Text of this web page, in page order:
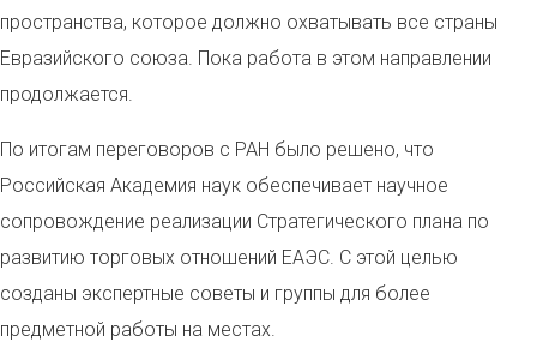
пространства, которое должно охватывать все страны
Евразийского союза. Пока работа в этом направлении
продолжается.
По итогам переговоров с РАН было решено, что
Российская Академия наук обеспечивает научное
сопровождение реализации Стратегического плана по
развитию торговых отношений ЕАЭС. С этой целью
созданы экспертные советы и группы для более
предметной работы на местах.